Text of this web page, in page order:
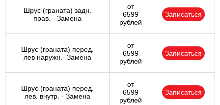
Шрус (граната) задн.
прав. - Замена
от
6599
рублей
Записаться
Шрус (граната) перед.
лев наружн.- Замена
от
6599
рублей
Записаться
Шрус (граната) перед.
лев. внутр. - Замена
от
6599
рублей
Записаться